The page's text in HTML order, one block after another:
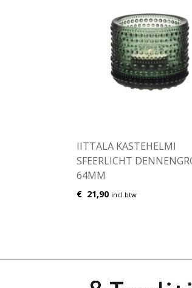
IITTALA KASTEHELMI
SFEERLICHT
64MM
€ 21,90 incl btw